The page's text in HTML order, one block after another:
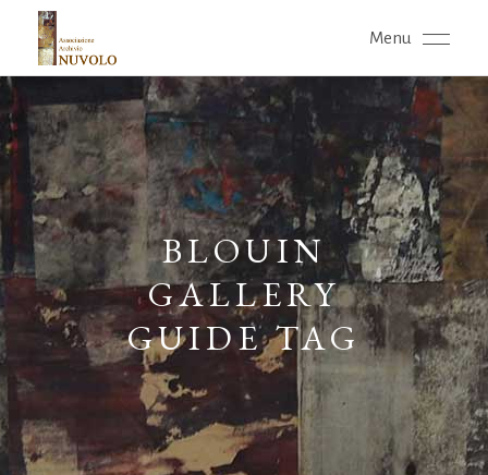
Menu
BLOUIN
GALLERY
GUIDE TAG